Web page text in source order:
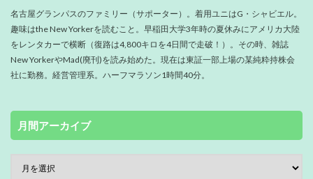
名古屋グランパスのファミリー（サポーター）。着用ユニはG・シャビエル。
趣味はthe New Yorkerを読むこと。早稲田大学3年時の夏休みにアメリカ大陸
をレンタカーで横断（復路は4,800キロを4日間で走破！）。その時、雑誌
New YorkerやMad(廃刊)を読み始めた。現在は東証一部上場の某純粋持株会
社に勤務。経営管理系。ハーフマラソン1時間40分。
月間アーカイブ